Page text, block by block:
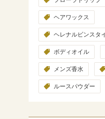
ヘアワックス
ヘレナルビンスタ
ボディオイル
メンズ香水
ルースパウダー